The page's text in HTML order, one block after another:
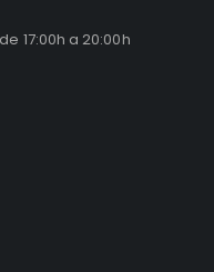
17:00h a 20:00h